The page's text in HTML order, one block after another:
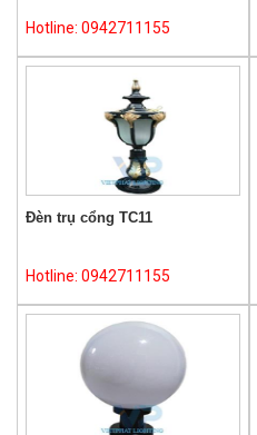
Hotline: 0942711155
Đèn trụ cổng TC11
Hotline: 0942711155